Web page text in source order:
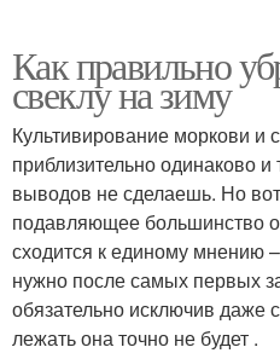
Как правильно
свеклу на зиму
Культивирование моркови и
приблизительно одинаково и
выводов не сделаешь. Но
подавляющее большинство
сходится к единому мнению
нужно после самых первых
обязательно исключив даже
лежать она точно не будет .